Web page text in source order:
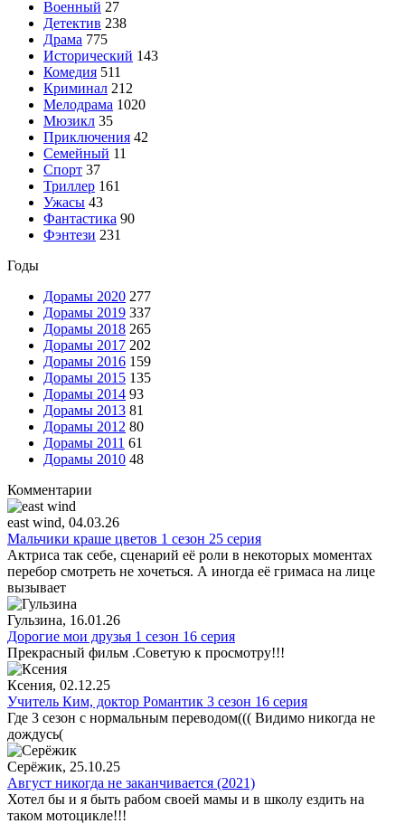
Военный 27
Детектив 238
Драма 775
Исторический 143
Комедия 511
Криминал 212
Мелодрама 1020
Мюзикл 35
Приключения 42
Семейный 11
Спорт 37
Триллер 161
Ужасы 43
Фантастика 90
Фэнтези 231
Годы
Дорамы 2020 277
Дорамы 2019 337
Дорамы 2018 265
Дорамы 2017 202
Дорамы 2016 159
Дорамы 2015 135
Дорамы 2014 93
Дорамы 2013 81
Дорамы 2012 80
Дорамы 2011 61
Дорамы 2010 48
Комментарии
east wind, 04.03.26
Мальчики краше цветов 1 сезон 25 серия
Актриса так себе, сценарий её роли в некоторых моментах
перебор смотреть не хочеться. А иногда её гримаса на лице
вызывает
Гульзина, 16.01.26
Дорогие мои друзья 1 сезон 16 серия
Прекрасный фильм .Советую к просмотру!!!
Ксения, 02.12.25
Учитель Ким, доктор Романтик 3 сезон 16 серия
Где 3 сезон с нормальным переводом((( Видимо никогда не
дождусь(
Серёжик, 25.10.25
Август никогда не заканчивается (2021)
Хотел бы и я быть рабом своей мамы и в школу ездить на
таком мотоцикле!!!